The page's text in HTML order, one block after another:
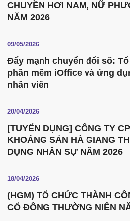
CHUYỀN HƠI NAM, NỮ
NĂM 2026
09/05/2026
Đẩy mạnh chuyển đổi số:
phần mềm iOffice và ứng
nhân viên
20/04/2026
[TUYỂN DỤNG] CÔNG TY
KHOÁNG SẢN HÀ GIANG
DỤNG NHÂN SỰ NĂM 2026
18/04/2026
(HGM) TỔ CHỨC THÀNH
CỔ ĐÔNG THƯỜNG NIÊN